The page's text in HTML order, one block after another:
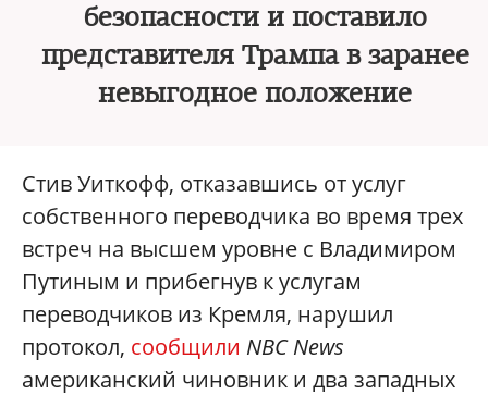
безопасности и поставило
представителя Трампа в заранее
невыгодное положение
Стив Уиткофф, отказавшись от услуг
собственного переводчика во время трех
встреч на высшем уровне с Владимиром
Путиным и прибегнув к услугам
переводчиков из Кремля, нарушил
протокол, сообщили NBC News
американский чиновник и два западных